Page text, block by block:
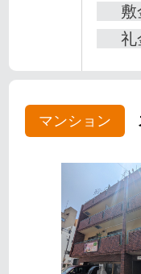
敷
礼
マンション